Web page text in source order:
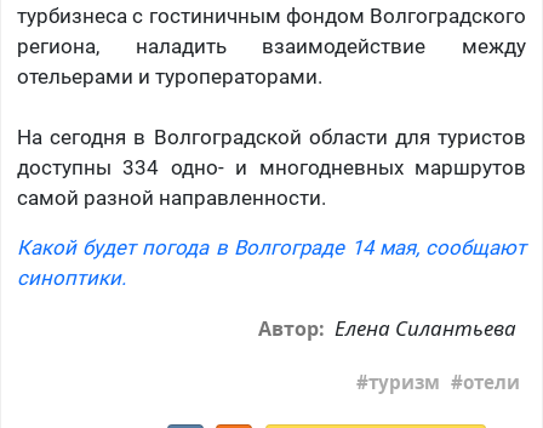
турбизнеса с гостиничным фондом Волгоградского
региона, наладить взаимодействие между
отельерами и туроператорами.
На сегодня в Волгоградской области для туристов
доступны 334 одно- и многодневных маршрутов
самой разной направленности.
Какой будет погода в Волгограде 14 мая, сообщают
синоптики.
Автор: Елена Силантьева
туризм отели